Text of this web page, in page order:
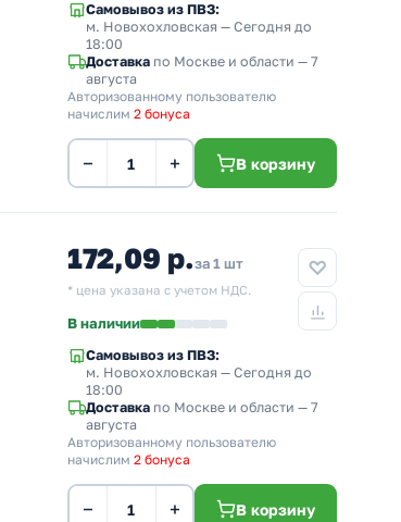
Самовывоз из ПВЗ:
м. Новохохловская — Сегодня до
18:00
Доставка по Москве и области — 7
августа
Авторизованному пользователю
начислим 2 бонуса
− + В корзину
172,09 р.за 1 шт
* цена указана с учетом НДС.
В наличии
Самовывоз из ПВЗ:
м. Новохохловская — Сегодня до
18:00
Доставка по Москве и области — 7
августа
Авторизованному пользователю
начислим 2 бонуса
− + В корзину